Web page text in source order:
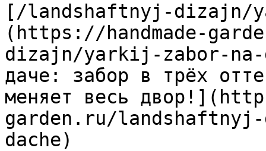
[/landshaftnyj-dizajn/
(https://handmade-
dizajn/yarkij-zabor-na-
даче: забор в трёх
меняет весь
garden.ru/
dache)